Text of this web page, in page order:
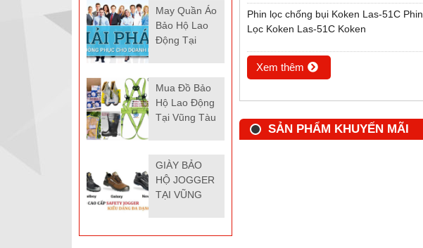
TÀU / GANG
TAY BAO HO
JOGGER TAI
May Quần Áo
Bảo Hộ Lao
Động Tại
bao ho lao
dong tai vung
tau/ Mua Bảo
Tàu. Nơi bán
bảo hộ lao
động tại vũng
tàu . bảo hộ
Mua Đồ Bảo
Hộ Lao Động
Tại Vũng Tàu
tai Vung Tau
GIÀY BẢO
HỘ JOGGER
TẠI VŨNG
JOGGER TAI
Phin lọc chống bụi Koken Las-51C Phin
Lọc Koken Las-51C Koken
Xem thêm
SẢN PHẨM KHUYẾN MÃI